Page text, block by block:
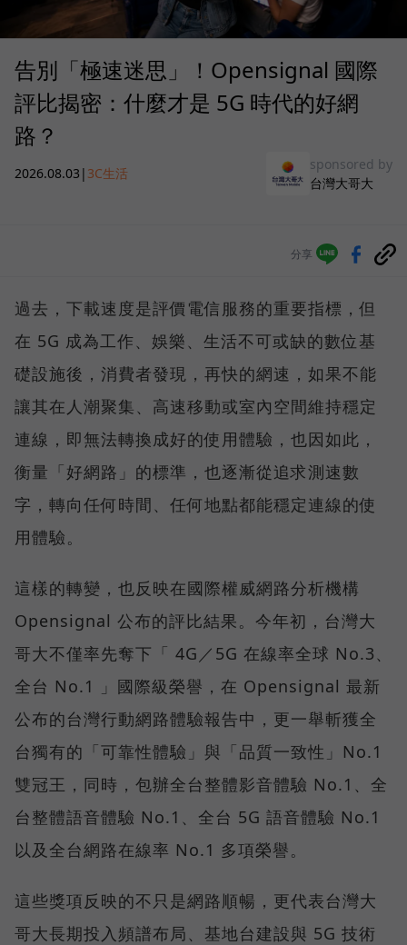
告別「極速迷思」！Opensignal 國際
評比揭密：什麼才是 5G 時代的好網
路？
2026.08.03 | 3C生活
sponsored by
台灣大哥大
分享
過去，下載速度是評價電信服務的重要指標，但
在 5G 成為工作、娛樂、生活不可或缺的數位基
礎設施後，消費者發現，再快的網速，如果不能
讓其在人潮聚集、高速移動或室內空間維持穩定
連線，即無法轉換成好的使用體驗，也因如此，
衡量「好網路」的標準，也逐漸從追求測速數
字，轉向任何時間、任何地點都能穩定連線的使
用體驗。
這樣的轉變，也反映在國際權威網路分析機構
Opensignal 公布的評比結果。今年初，台灣大
哥大不僅率先奪下「 4G／5G 在線率全球 No.3、
全台 No.1 」國際級榮譽，在 Opensignal 最新
公布的台灣行動網路體驗報告中，更一舉斬獲全
台獨有的「可靠性體驗」與「品質一致性」No.1
雙冠王，同時，包辦全台整體影音體驗 No.1、全
台整體語音體驗 No.1、全台 5G 語音體驗 No.1
以及全台網路在線率 No.1 多項榮譽。
這些獎項反映的不只是網路順暢，更代表台灣大
哥大長期投入頻譜布局、基地台建設與 5G 技術